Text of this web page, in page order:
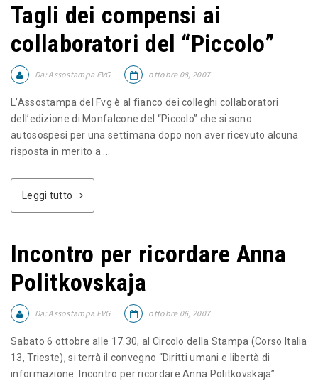
Tagli dei compensi ai
collaboratori del “Piccolo”
Da:Assostampa FVG ottobre 08, 2007
L’Assostampa del Fvg è al fianco dei colleghi collaboratori
dell’edizione di Monfalcone del “Piccolo” che si sono
autosospesi per una settimana dopo non aver ricevuto alcuna
risposta in merito a ...
Leggi tutto
Incontro per ricordare Anna
Politkovskaja
Da:Assostampa FVG ottobre 06, 2007
Sabato 6 ottobre alle 17.30, al Circolo della Stampa (Corso Italia
13, Trieste), si terrà il convegno “Diritti umani e libertà di
informazione. Incontro per ricordare Anna Politkovskaja”